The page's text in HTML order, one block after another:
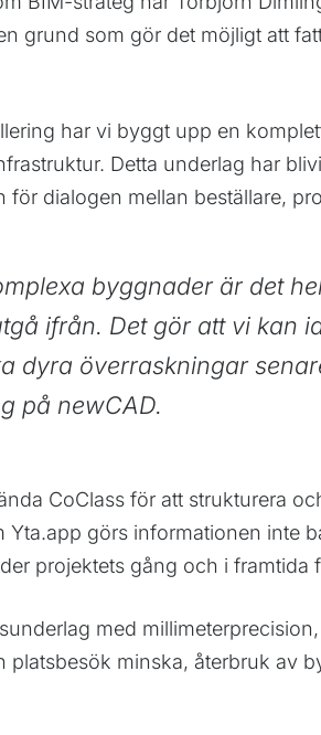
grund som gör det möjligt att
har vi byggt upp en
Detta underlag har
dialogen mellan beställare,
byggnader är det
ifrån. Det gör att vi kan
dyra överraskningar
på newCAD.
CoClass för att strukturera
görs informationen inte
projektets gång och i framtida
med
platsbesök minska, återbruk av